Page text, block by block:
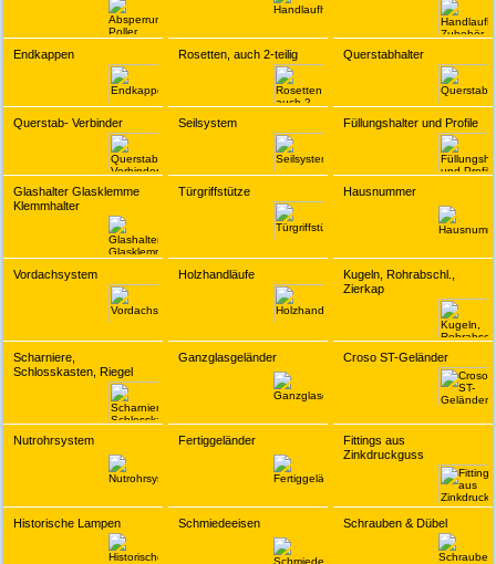
Endkappen Rosetten, auch 2-teilig Querstabhalter
Querstab- Verbinder Seilsystem Füllungshalter und Profile
Glashalter Glasklemme
Klemmhalter
Türgriffstütze Hausnummer
Vordachsystem Holzhandläufe
Kugeln, Rohrabschl.,
Zierkap
Scharniere,
Schlosskasten, Riegel
Ganzglasgeländer Croso ST-Geländer
Nutrohrsystem Fertiggeländer
Fittings aus
Zinkdruckguss
Historische Lampen Schmiedeeisen Schrauben & Dübel